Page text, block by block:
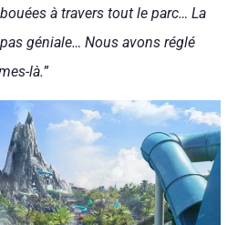
à travers tout le parc… La
géniale… Nous avons réglé
là.”